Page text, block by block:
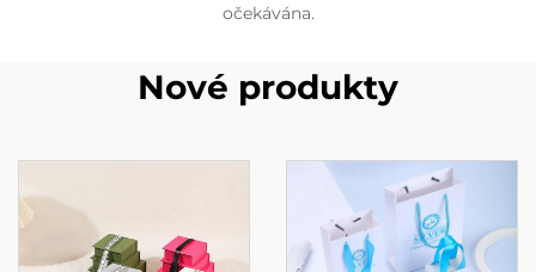
očekávána.
Nové produkty